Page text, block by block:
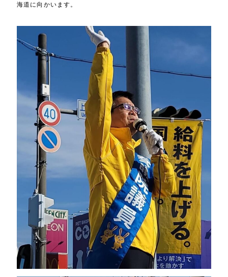
海道に向かいます。